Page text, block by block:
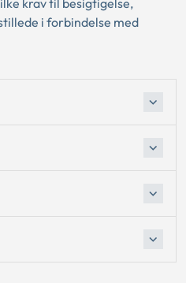
krav til besigtigelse,
i forbindelse med